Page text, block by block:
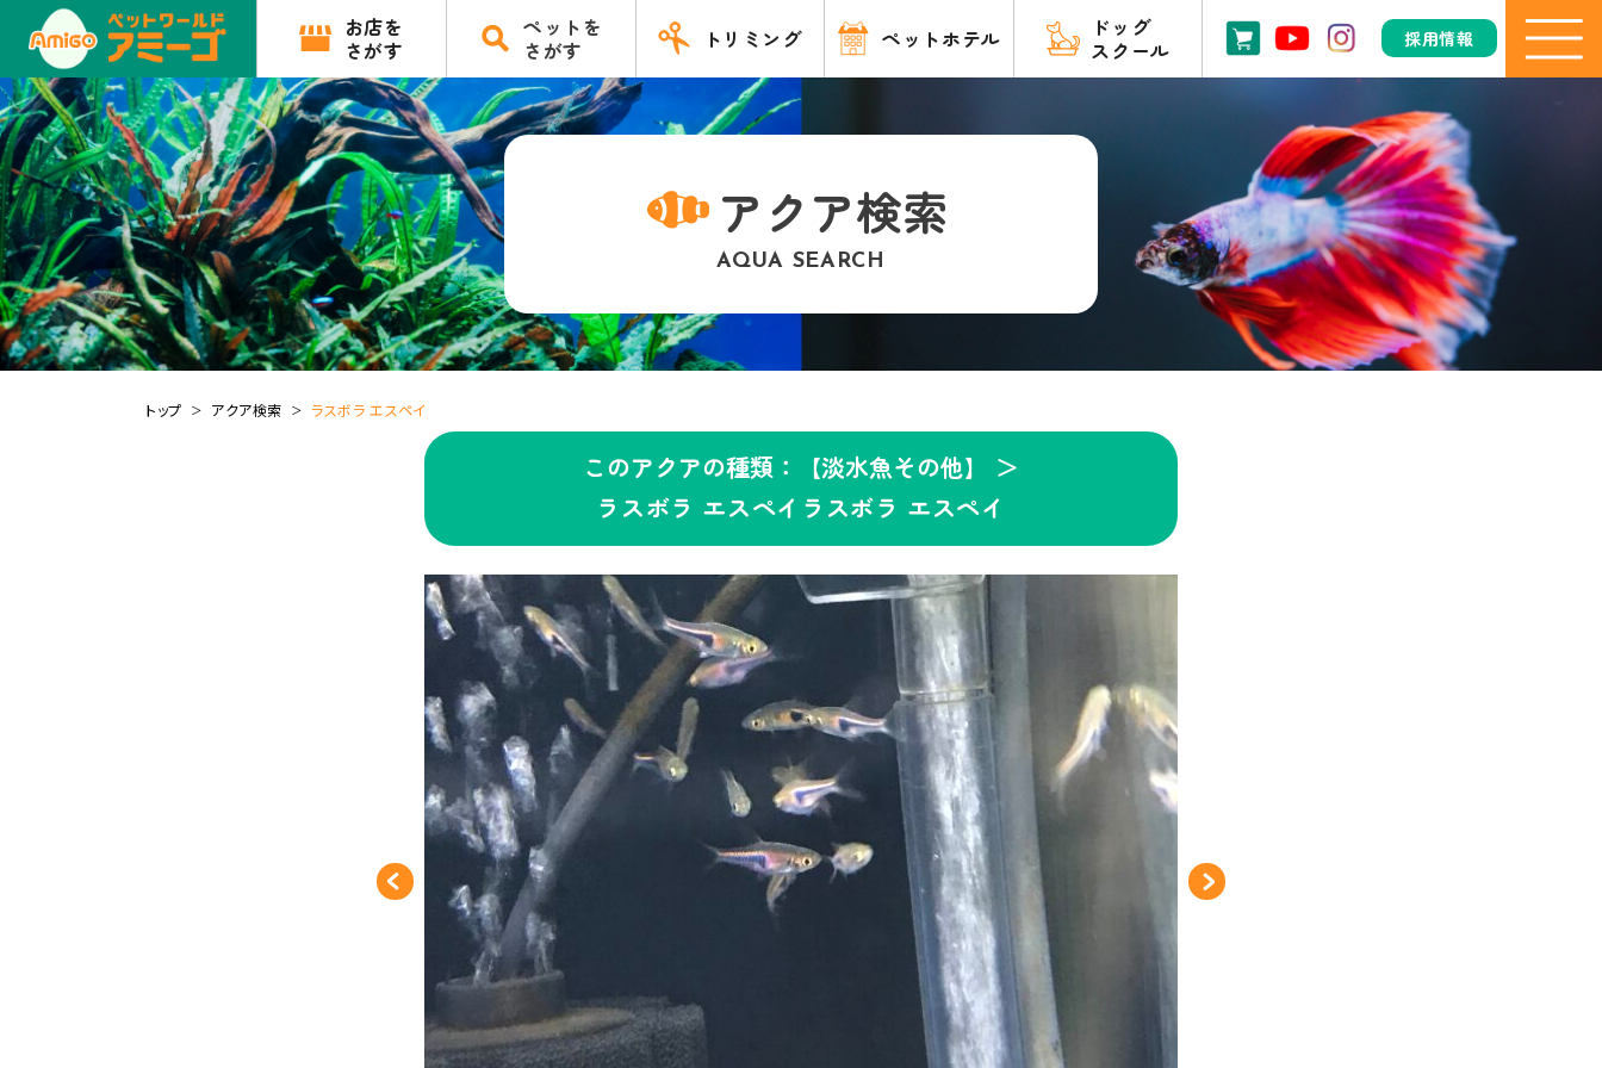
お店を
さがす
ペットを
さがす
トリミング ペットホテル
ドッグ
スクール
採用情報
アクア検索
AQUA SEARCH
トップ アクア検索 ラスボラ エスペイ
このアクアの種類：【淡水魚その他】 ＞
ラスボラ エスペイラスボラ エスペイ